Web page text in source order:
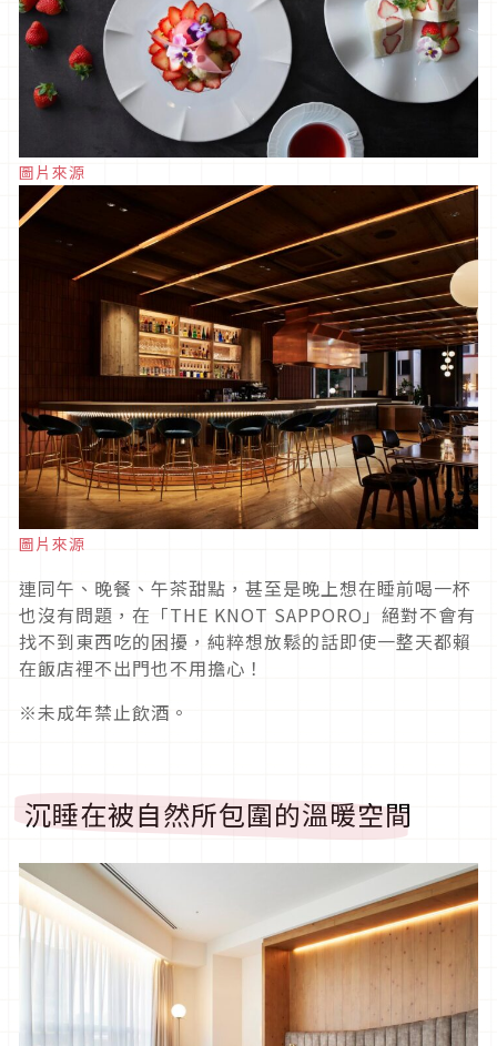
圖片來源
圖片來源
連同午、晚餐、午茶甜點，甚至是晚上想在睡前喝一杯
也沒有問題，在「THE KNOT SAPPORO」絕對不會有
找不到東西吃的困擾，純粹想放鬆的話即使一整天都賴
在飯店裡不出門也不用擔心！
※未成年禁止飲酒。
沉睡在被自然所包圍的溫暖空間